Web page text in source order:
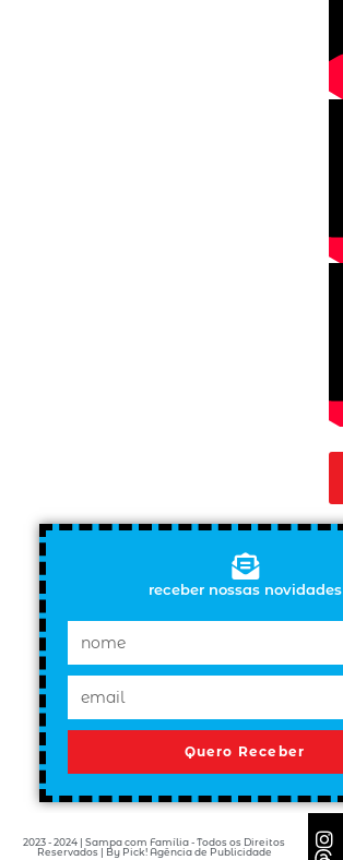
receber nossas novidades
Quero Receber
2023 - 2024 | Sampa com Família - Todos os Direitos
Reservados | By Pick! Agência de Publicidade